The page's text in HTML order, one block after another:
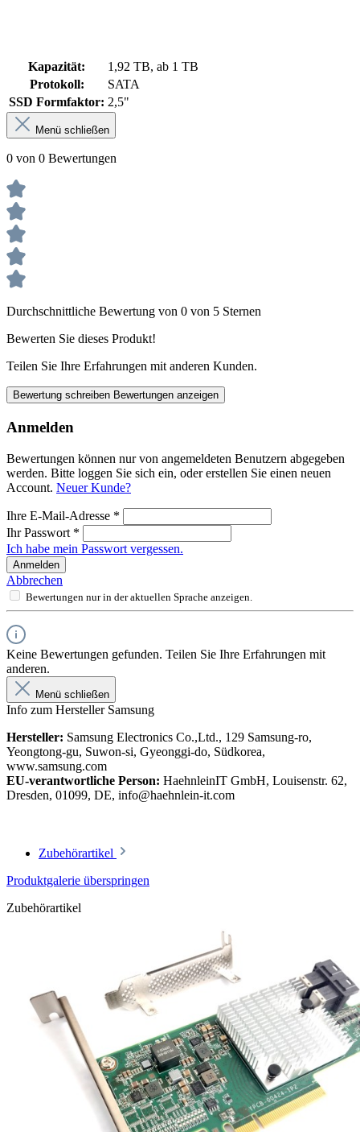
Kapazität:
1,92 TB, ab 1 TB
Protokoll:
SATA
SSD Formfaktor: 2,5"
Menü schließen
0 von 0 Bewertungen
Durchschnittliche Bewertung von 0 von 5 Sternen
Bewerten Sie dieses Produkt!
Teilen Sie Ihre Erfahrungen mit anderen Kunden.
Bewertung schreiben Bewertungen anzeigen
Anmelden
Bewertungen können nur von angemeldeten Benutzern abgegeben
werden. Bitte loggen Sie sich ein, oder erstellen Sie einen neuen
Account. Neuer Kunde?
Ihre E-Mail-Adresse *
Ihr Passwort *
Ich habe mein Passwort vergessen.
Anmelden
Abbrechen
Bewertungen nur in der aktuellen Sprache anzeigen.
Keine Bewertungen gefunden. Teilen Sie Ihre Erfahrungen mit
anderen.
Menü schließen
Info zum Hersteller Samsung
Hersteller: Samsung Electronics Co.,Ltd., 129 Samsung-ro,
Yeongtong-gu, Suwon-si, Gyeonggi-do, Südkorea,
www.samsung.com
EU-verantwortliche Person: HaehnleinIT GmbH, Louisenstr. 62,
Dresden, 01099, DE, info@haehnlein-it.com
Zubehörartikel
Produktgalerie überspringen
Zubehörartikel